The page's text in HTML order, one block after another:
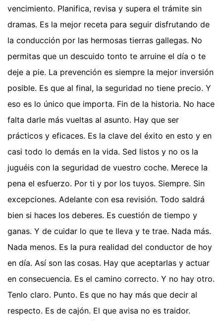
vencimiento. Planifica, revisa y supera el trámite sin
dramas. Es la mejor receta para seguir disfrutando de
la conducción por las hermosas tierras gallegas. No
permitas que un descuido tonto te arruine el día o te
deje a pie. La prevención es siempre la mejor inversión
posible. Es que al final, la seguridad no tiene precio. Y
eso es lo único que importa. Fin de la historia. No hace
falta darle más vueltas al asunto. Hay que ser
prácticos y eficaces. Es la clave del éxito en esto y en
casi todo lo demás en la vida. Sed listos y no os la
juguéis con la seguridad de vuestro coche. Merece la
pena el esfuerzo. Por ti y por los tuyos. Siempre. Sin
excepciones. Adelante con esa revisión. Todo saldrá
bien si haces los deberes. Es cuestión de tiempo y
ganas. Y de cuidar lo que te lleva y te trae. Nada más.
Nada menos. Es la pura realidad del conductor de hoy
en día. Así son las cosas. Hay que aceptarlas y actuar
en consecuencia. Es el camino correcto. Y no hay otro.
Tenlo claro. Punto. Es que no hay más que decir al
respecto. Es de cajón. El que avisa no es traidor.